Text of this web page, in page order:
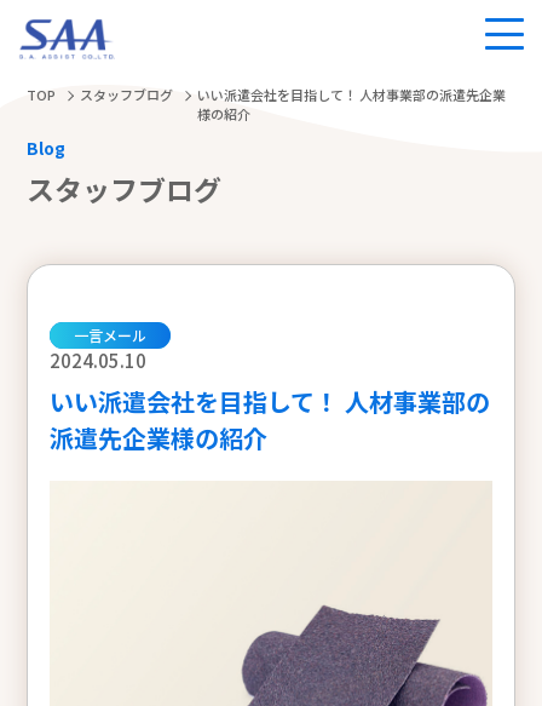
TOP スタッフブログ
いい派遣会社を目指して！ 人材事業部の派遣先企業
様の紹介
Blog
スタッフブログ
一言メール
2024.05.10
いい派遣会社を目指して！ 人材事業部の
派遣先企業様の紹介